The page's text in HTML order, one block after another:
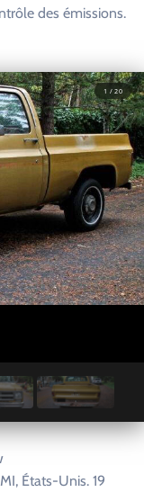
des émissions.
1 / 20
États-Unis. 19